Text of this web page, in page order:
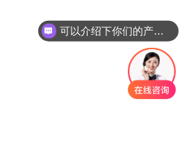
可以介绍下你们的产品么